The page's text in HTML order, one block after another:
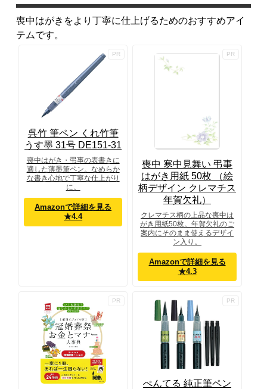
喪中はがきをより丁寧に仕上げるためのおすすめアイ
テムです。
呉竹 筆ペン くれ竹筆
うす墨 31号 DE151-31
喪中はがき・弔事の表書きに
適した薄墨筆ペン。なめらか
な書き心地で丁寧な仕上がり
に。
Amazonで詳細を見る
★4.4
喪中 寒中見舞い 弔事
はがき用紙 50枚 （絵
柄デザイン クレマチス
年賀欠礼）
クレマチス柄の上品な喪中は
がき用紙50枚。年賀欠礼のご
案内にそのまま使えるデザイ
ン入り。
Amazonで詳細を見る
★4.3
ぺんてる 純正筆ペン